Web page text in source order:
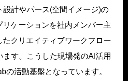
設計やパース(空間イメージ)の
ケーションを社内メンバー主
クリエイティブワークフロー
す。こうした現場発のAI活用
の活動基盤となっています。